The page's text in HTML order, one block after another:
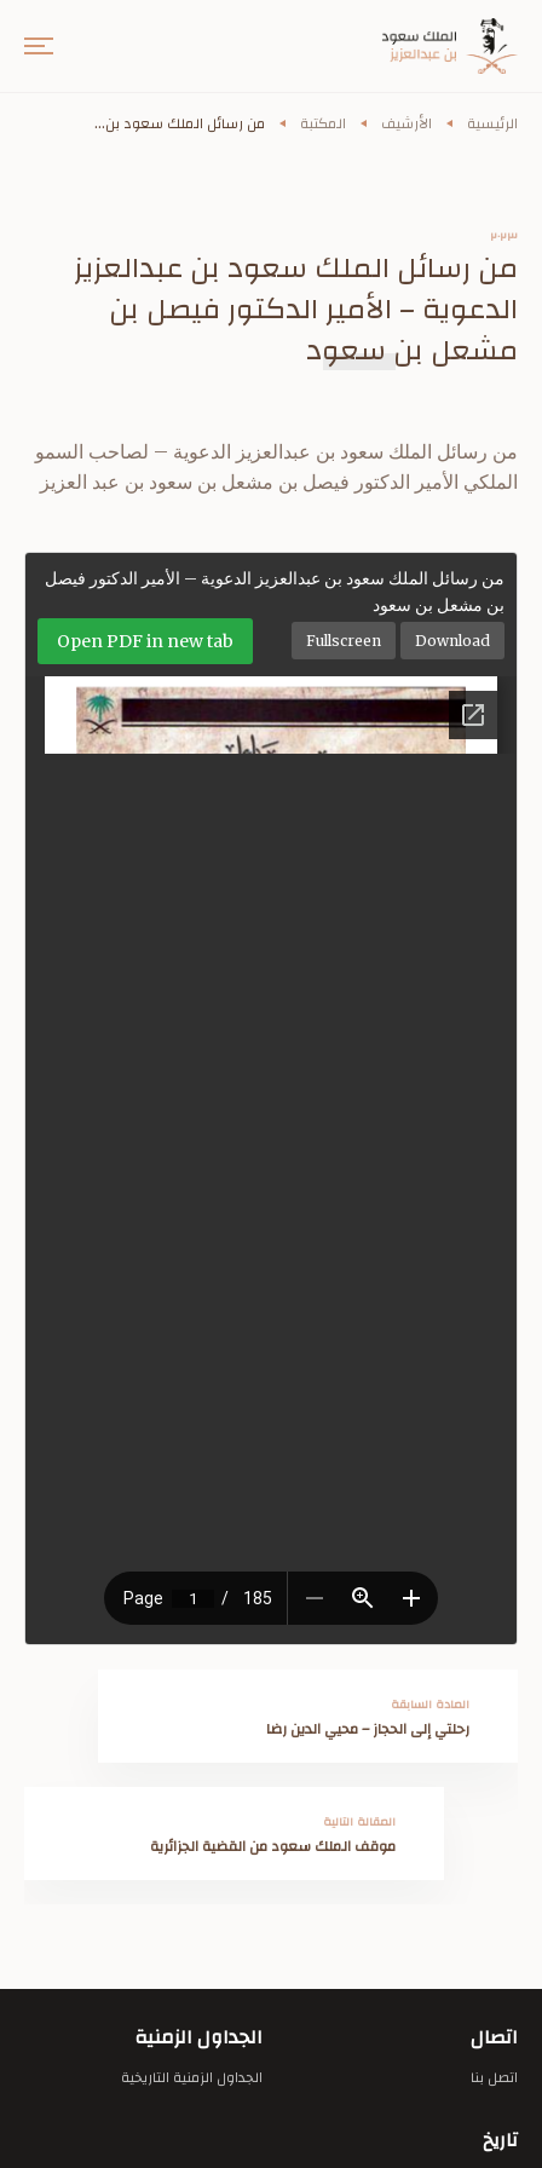
الرئيسية الأرشيف المكتبة من رسائل الملك سعود بن...
٢٠٢٣
من رسائل الملك سعود بن عبدالعزيز
الدعوية – الأمير الدكتور فيصل بن
مشعل بن سعود
من رسائل الملك سعود بن عبدالعزيز الدعوية – لصاحب السمو
الملكي الأمير الدكتور فيصل بن مشعل بن سعود بن عبد العزيز
من رسائل الملك سعود بن عبدالعزيز الدعوية – الأمير الدكتور فيصل
بن مشعل بن سعود
Download
Fullscreen
Open PDF in new tab
المادة السابقة
رحلتي إلى الحجاز – محيي الدين رضا
المقالة التالية
موقف الملك سعود من القضية الجزائرية
اتصال
اتصل بنا
الجداول الزمنية
الجداول الزمنية التاريخية
تاريخ